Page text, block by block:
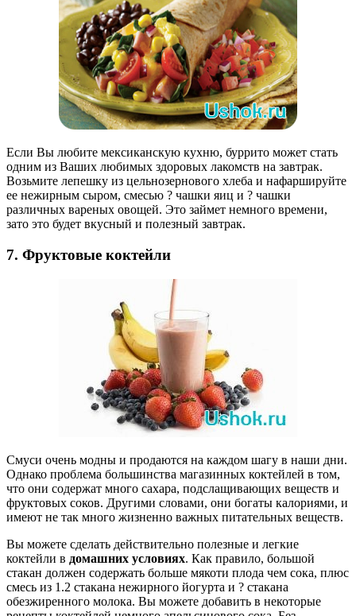
Если Вы любите мексиканскую кухню, буррито может стать
одним из Ваших любимых здоровых лакомств на завтрак.
Возьмите лепешку из цельнозернового хлеба и нафаршируйте
ее нежирным сыром, смесью ? чашки яиц и ? чашки
различных вареных овощей. Это займет немного времени,
зато это будет вкусный и полезный завтрак.
7. Фруктовые коктейли
Смуси очень модны и продаются на каждом шагу в наши дни.
Однако проблема большинства магазинных коктейлей в том,
что они содержат много сахара, подслащивающих веществ и
фруктовых соков. Другими словами, они богаты калориями, и
имеют не так много жизненно важных питательных веществ.
Вы можете сделать действительно полезные и легкие
коктейли в домашних условиях. Как правило, большой
стакан должен содержать больше мякоти плода чем сока, плюс
смесь из 1.2 стакана нежирного йогурта и ? стакана
обезжиренного молока. Вы можете добавить в некоторые